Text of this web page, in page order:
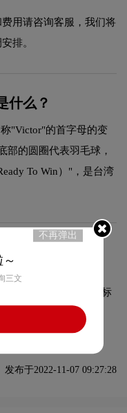
用请咨询客服，我们将
排。
什么？
"Victor"的首字母的变
部的圆圈代表羽毛球，
To Win）"，是台湾
片:
时请注明出处为诗宸标
系
排删除。
发布于2022-11-07 09:27:28
不再弹出
三文